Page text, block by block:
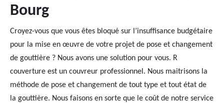
Bourg
Croyez-vous que vous êtes bloqué sur l’insuffisance budgétaire
pour la mise en œuvre de votre projet de pose et changement
de gouttière ? Nous avons une solution pour vous. R
couverture est un couvreur professionnel. Nous maitrisons la
méthode de pose et changement de tout type et tout état de
la gouttière. Nous faisons en sorte que le coût de notre service